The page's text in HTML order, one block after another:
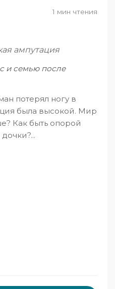
1 мин чтения
ампутация
и семью после
потерял ногу в
была высокой. Мир
Как быть опорой